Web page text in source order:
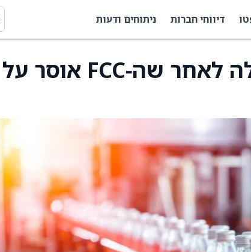
דיווחי חברות ניתוחים ודעות
וידאו: מניית Netgear עולה לאחר שה‑FCC אוסר על